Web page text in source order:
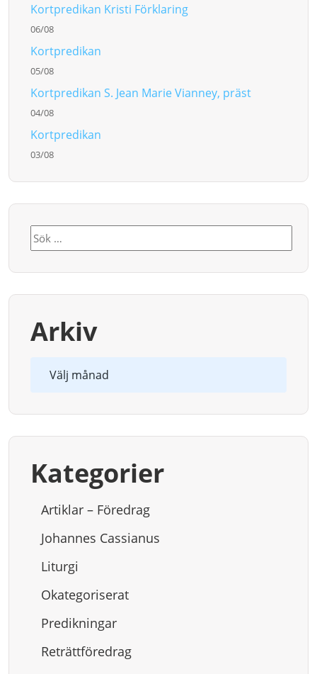
Kortpredikan Kristi Förklaring
06/08
Kortpredikan
05/08
Kortpredikan S. Jean Marie Vianney, präst
04/08
Kortpredikan
03/08
Sök
efter:
Arkiv
Kategorier
Artiklar – Föredrag
Johannes Cassianus
Liturgi
Okategoriserat
Predikningar
Reträttföredrag